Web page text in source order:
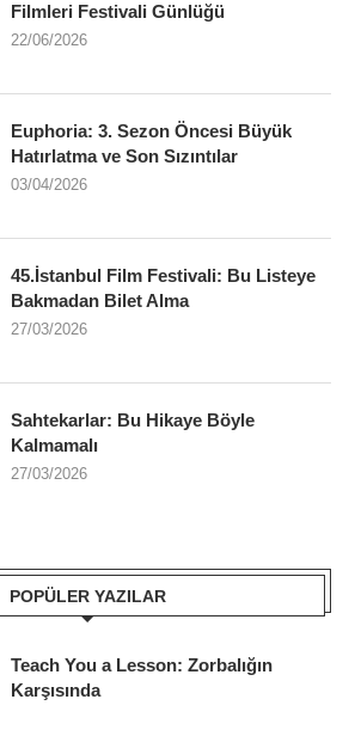
Filmleri Festivali Günlüğü
22/06/2026
Euphoria: 3. Sezon Öncesi Büyük
Hatırlatma ve Son Sızıntılar
03/04/2026
45.İstanbul Film Festivali: Bu Listeye
Bakmadan Bilet Alma
27/03/2026
Sahtekarlar: Bu Hikaye Böyle
Kalmamalı
27/03/2026
POPÜLER YAZILAR
Teach You a Lesson: Zorbalığın
Karşısında